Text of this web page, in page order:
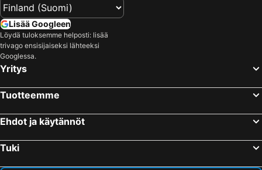
Hotellit – Malta
Hotellit – Kos Saari
Hotellit – Sisilia
Lisää Googleen
Löydä tuloksemme helposti: lisää
trivago ensisijaiseksi lähteeksi
Googlessa.
Yritys
Tuotteemme
Ehdot ja käytännöt
Tuki